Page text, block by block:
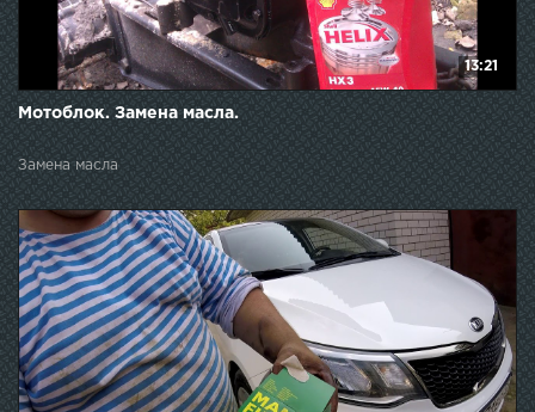
13:21
Мотоблок. Замена масла.
Замена масла